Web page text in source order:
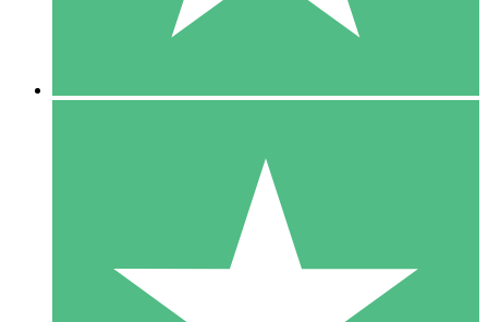
10 Downloads
20 00